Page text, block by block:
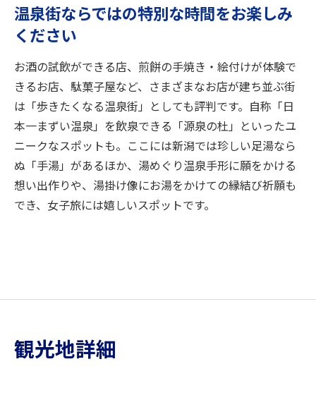
温泉街ならではの特別な時間をお楽しみ
ください
お酒の試飲ができる店、煎餅の手焼き・絵付けが体験で
きるお店、駄菓子屋など、さまざまなお店が建ち並ぶ街
は「歩きたくなる温泉街」としても評判です。自称「日
本一まずい温泉」を飲泉できる「源泉の杜」といったユ
ニークなスポットも。ここには新潟では珍しい足湯なら
ぬ「手湯」があるほか、湯めぐり温泉手形に願をかける
想い出作りや、湯掛け像にお湯をかけての縁結び祈願も
でき、女子旅には嬉しいスポットです。
観光地詳細